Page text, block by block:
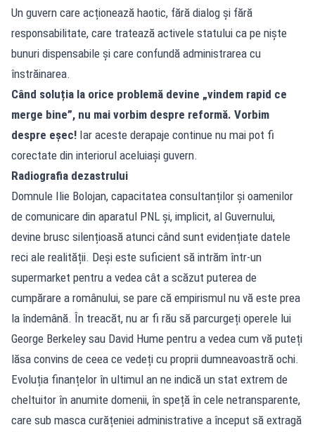
Un guvern care acționează haotic, fără dialog și fără
responsabilitate, care tratează activele statului ca pe niște
bunuri dispensabile și care confundă administrarea cu
înstrăinarea.
Când soluția la orice problemă devine „vindem rapid ce
merge bine”, nu mai vorbim despre reformă. Vorbim
despre eșec! Iar aceste derapaje continue nu mai pot fi
corectate din interiorul aceluiași guvern.
Radiografia dezastrului
Domnule Ilie Bolojan, capacitatea consultanților și oamenilor
de comunicare din aparatul PNL și, implicit, al Guvernului,
devine brusc silențioasă atunci când sunt evidențiate datele
reci ale realității. Deși este suficient să intrăm într-un
supermarket pentru a vedea cât a scăzut puterea de
cumpărare a românului, se pare că empirismul nu vă este prea
la îndemână. În treacăt, nu ar fi rău să parcurgeți operele lui
George Berkeley sau David Hume pentru a vedea cum vă puteți
lăsa convins de ceea ce vedeți cu proprii dumneavoastră ochi.
Evoluția finanțelor în ultimul an ne indică un stat extrem de
cheltuitor în anumite domenii, în speță în cele netransparente,
care sub masca curățeniei administrative a început să extragă